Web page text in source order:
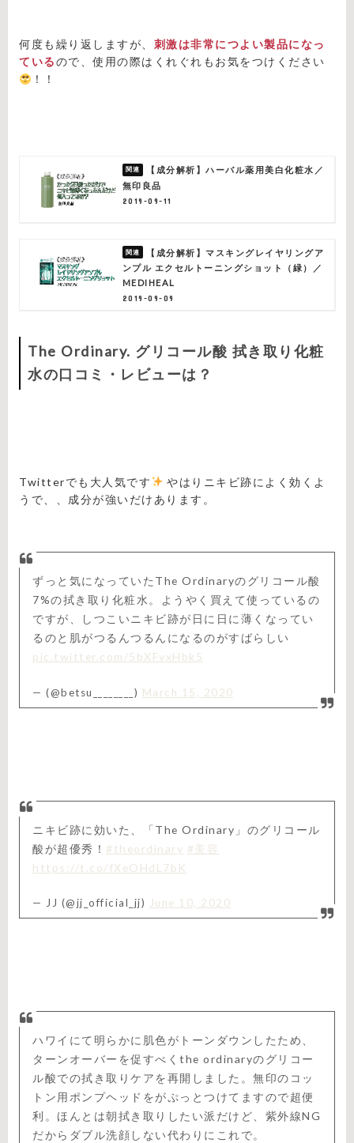
何度も繰り返しますが、 刺激は非常につよい製品になっ
ているので、使用の際はくれぐれもお気をつけください
！！
【成分解析】ハーバル薬用美白化粧水／
無印良品
2019-09-11
【成分解析】マスキングレイヤリングア
ンプル エクセルトーニングショット（緑）／
MEDIHEAL
2019-09-09
The Ordinary. グリコール酸 拭き取り化粧
水の口コミ・レビューは？
Twitterでも大人気です
やはりニキビ跡によく効くよ
うで、、成分が強いだけあります。
ずっと気になっていたThe Ordinaryのグリコール酸
7%の拭き取り化粧水。ようやく買えて使っているの
ですが、しつこいニキビ跡が日に日に薄くなってい
るのと肌がつるんつるんになるのがすばらしい
pic.twitter.com/5bXFvxHbk5
— (@betsu________) March 15, 2020
ニキビ跡に効いた、「The Ordinary」のグリコール
酸が超優秀！ #theordinary #美容
https://t.co/fXeOHdL7bK
— JJ (@jj_official_jj) June 10, 2020
ハワイにて明らかに肌色がトーンダウンしたため、
ターンオーバーを促すべくthe ordinaryのグリコー
ル酸での拭き取りケアを再開しました。無印のコッ
トン用ポンプヘッドをがぷっとつけてますので超便
利。ほんとは朝拭き取りしたい派だけど、紫外線NG
だからダブル洗顔しない代わりにこれで。